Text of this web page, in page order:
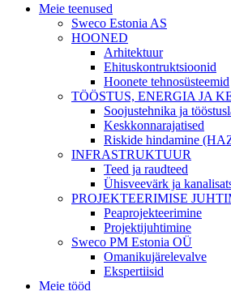
Meie teenused
Sweco Estonia AS
HOONED
Arhitektuur
Ehituskontruktsioonid
Hoonete tehnosüsteemid
TÖÖSTUS, ENERGIA JA
Soojustehnika ja
Keskkonnarajatised
Riskide hindamine
INFRASTRUKTUUR
Teed ja raudteed
Ühisveevärk ja
PROJEKTEERIMISE
Peaprojekteerimine
Projektijuhtimine
Sweco PM Estonia OÜ
Omanikujärelevalve
Ekspertiisid
Meie tööd